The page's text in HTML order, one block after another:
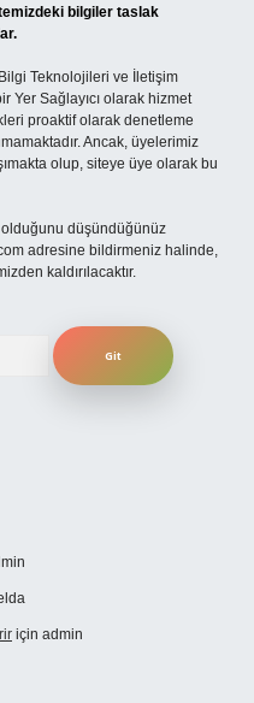
bilgiler taslak
Teknolojileri ve İletişim
Yer Sağlayıcı olarak hizmet
proaktif olarak denetleme
Ancak, üyelerimiz
olup, siteye üye olarak bu
olduğunu düşündüğünüz
adresine bildirmeniz halinde,
kaldırılacaktır.
için admin